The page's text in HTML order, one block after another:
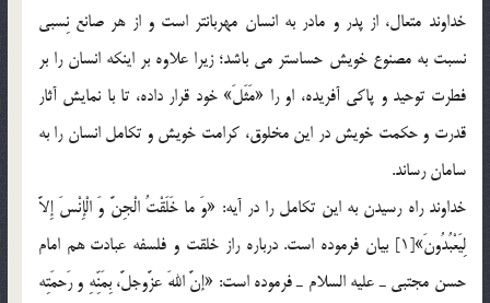
خداوند متعال، از پدر و مادر به انسان مهربانتر است و از هر صانع نِسبي
نسبت به مصنوع خويش حساستر مي باشد؛ زيرا علاوه بر اينكه انسان را بر
فطرت توحيد و پاكي آفريده، او را «مَثَلَ» خود قرار داده، تا با نمايش آثار
قدرت و حكمت خويش در اين مخلوق، كرامت خويش و تكامل انسان را به
سامان رساند.
خداوند راه رسيدن به اين تكامل را در آيه: «وَ ما خَلَقْتُ الْجِنَّ وَ الْإِنْسَ إِلاَّ
لِيَعْبُدُونَ»[1] بيان فرموده است. درباره راز خلقت و فلسفه عبادت هم امام
حسن مجتبي ـ عليه السلام ـ فرموده است: «إنَّ اللهَ عزَّوجلَّ، بِمَنِّهِ و رَحمَتِه